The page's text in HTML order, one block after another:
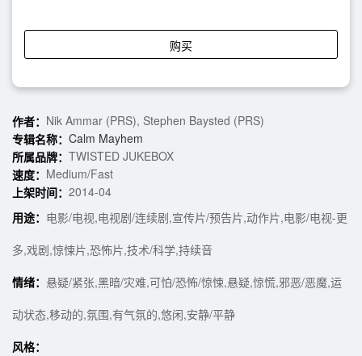
购买
作者： Nik Ammar (PRS), Stephen Baysted (PRS)
专辑名称： Calm Mayhem
所属品牌： TWISTED JUKEBOX
速度： Medium/Fast
上架时间： 2014-04
用途： 电影/电视,电视剧/连续剧,宣传片/预告片,动作片,电影/电视-更
多,戏剧,惊悚片,恐怖片,技术/科学,持续音
情绪： 悬疑/紧张,黑暗/灾难,可怕/恐怖/惊悚,悬疑,惊慌,邪恶/恶魔,运
动状态,移动的,氛围,有气氛的,悠闲,安静/平静
风格：